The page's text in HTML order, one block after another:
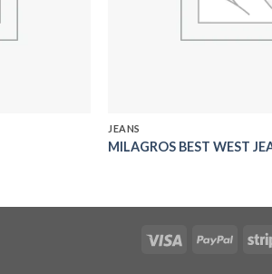
JEANS
MILAGROS BEST WEST